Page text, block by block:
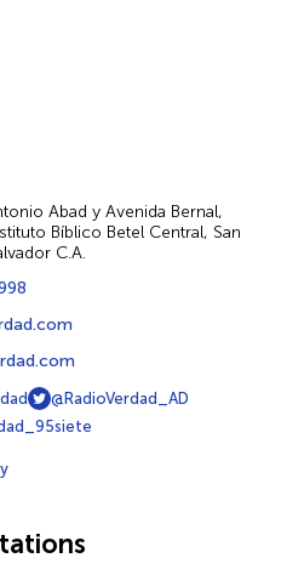
Abad y Avenida Bernal,
Bíblico Betel Central, San
C.A.
@RadioVerdad_AD